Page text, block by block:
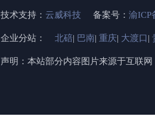
技术支持： 云威科技 备案号： 渝ICP
企业分站： 北碚| 巴南| 重庆| 大渡口 |
声明：本站部分内容图片来源于互联